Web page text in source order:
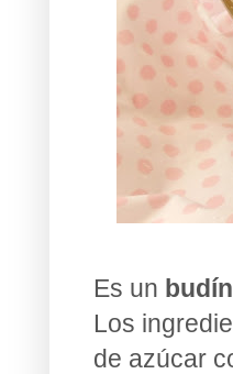
Es un
Los
de azúcar